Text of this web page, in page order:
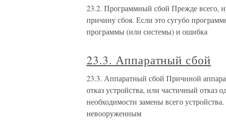
23.2. Программный сбой Прежде всего,
причину сбоя. Если это сугубо
программы (или системы) и ошибка
23.3. Аппаратный сбой
23.3. Аппаратный сбой Причиной
отказ устройства, или частичный отказ
необходимости замены всего
невооруженным